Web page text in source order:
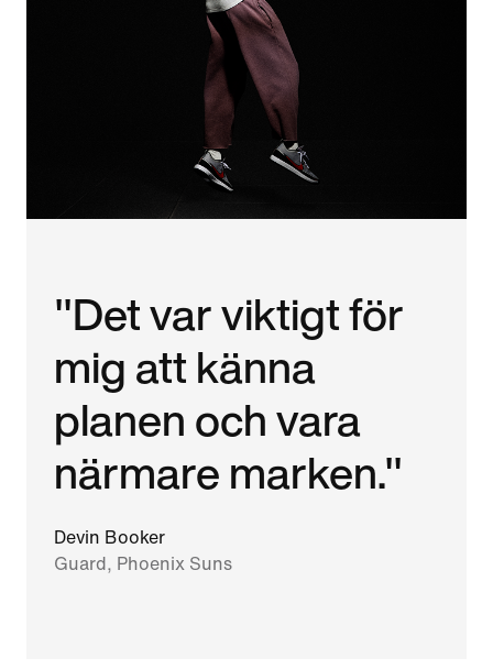
"Det var viktigt för
mig att känna
planen och vara
närmare marken."
Devin Booker
Guard, Phoenix Suns